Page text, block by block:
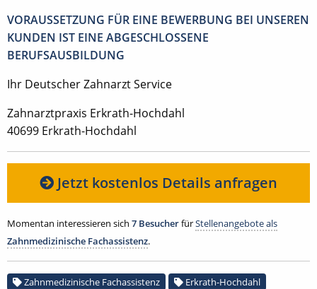
VORAUSSETZUNG FÜR EINE BEWERBUNG BEI UNSEREN
KUNDEN IST EINE ABGESCHLOSSENE
BERUFSAUSBILDUNG
Ihr Deutscher Zahnarzt Service
Zahnarztpraxis Erkrath-Hochdahl
40699 Erkrath-Hochdahl
Jetzt kostenlos Details anfragen
Momentan interessieren sich 7 BesucherfürStellenangebote als
Zahnmedizinische Fachassistenz.
Zahnmedizinische Fachassistenz Erkrath-Hochdahl